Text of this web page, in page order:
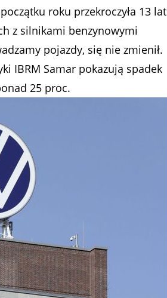
roku przekroczyła 13 lat
z silnikami benzynowymi
pojazdy, się nie zmienił.
IBRM Samar pokazują spadek
25 proc.